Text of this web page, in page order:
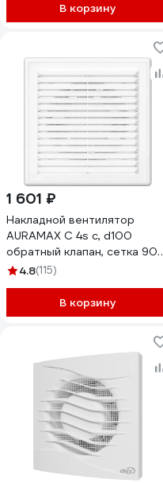
В корзину
1 601 ₽
Накладной вентилятор
AURAMAX C 4s c, d100
обратный клапан, сетка 90-
00104
4.8(115)
В корзину